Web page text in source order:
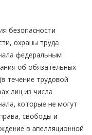
безопасности
охраны труда
федеральным
об обязательных
течение трудовой
лиц из числа
которые не могут
свободы и
в апелляционной